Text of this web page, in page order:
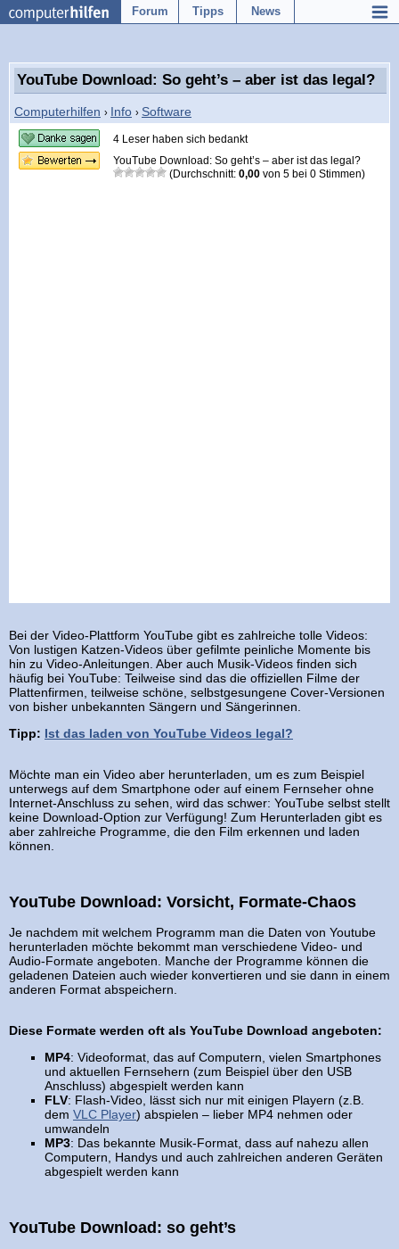
Forum Tipps News
YouTube Download: So geht’s – aber ist das legal?
Computerhilfen › Info › Software
4 Leser haben sich bedankt
YouTube Download: So geht’s – aber ist das legal?
(Durchschnitt: 0,00 von 5 bei 0 Stimmen)
Bei der Video-Plattform YouTube gibt es zahlreiche tolle Videos:
Von lustigen Katzen-Videos über gefilmte peinliche Momente bis
hin zu Video-Anleitungen. Aber auch Musik-Videos finden sich
häufig bei YouTube: Teilweise sind das die offiziellen Filme der
Plattenfirmen, teilweise schöne, selbstgesungene Cover-Versionen
von bisher unbekannten Sängern und Sängerinnen.
Tipp: Ist das laden von YouTube Videos legal?
Möchte man ein Video aber herunterladen, um es zum Beispiel
unterwegs auf dem Smartphone oder auf einem Fernseher ohne
Internet-Anschluss zu sehen, wird das schwer: YouTube selbst stellt
keine Download-Option zur Verfügung! Zum Herunterladen gibt es
aber zahlreiche Programme, die den Film erkennen und laden
können.
YouTube Download: Vorsicht, Formate-Chaos
Je nachdem mit welchem Programm man die Daten von Youtube
herunterladen möchte bekommt man verschiedene Video- und
Audio-Formate angeboten. Manche der Programme können die
geladenen Dateien auch wieder konvertieren und sie dann in einem
anderen Format abspeichern.
Diese Formate werden oft als YouTube Download angeboten:
MP4: Videoformat, das auf Computern, vielen Smartphones
und aktuellen Fernsehern (zum Beispiel über den USB
Anschluss) abgespielt werden kann
FLV: Flash-Video, lässt sich nur mit einigen Playern (z.B.
dem VLC Player) abspielen – lieber MP4 nehmen oder
umwandeln
MP3: Das bekannte Musik-Format, dass auf nahezu allen
Computern, Handys und auch zahlreichen anderen Geräten
abgespielt werden kann
YouTube Download: so geht’s